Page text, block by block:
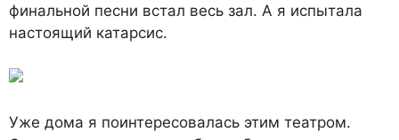
финальной песни встал весь зал. А я испытала
настоящий катарсис.
Уже дома я поинтересовалась этим театром.